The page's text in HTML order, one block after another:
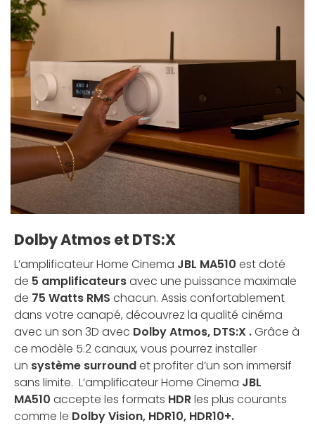
Dolby Atmos et DTS:X
L’amplificateur Home Cinema JBL MA510 est doté
de 5 amplificateursavec une puissance maximale
de 75 Watts RMS chacun. Assis confortablement
dans votre canapé, découvrez la qualité cinéma
avec un son 3D avec Dolby Atmos, DTS:X .Grâce à
ce modèle 5.2 canaux, vous pourrez installer
un système surroundet profiter d’un son immersif
sans limite. L’amplificateur Home Cinema JBL
MA510 accepte les formats HDRles plus courants
comme le Dolby Vision, HDR10, HDR10+.